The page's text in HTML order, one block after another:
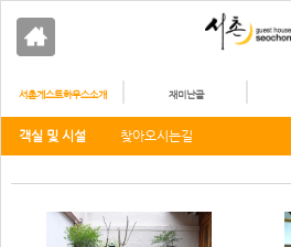
서촌게스트하우스소개 재미난골
객실 및 시설 찾아오시는길